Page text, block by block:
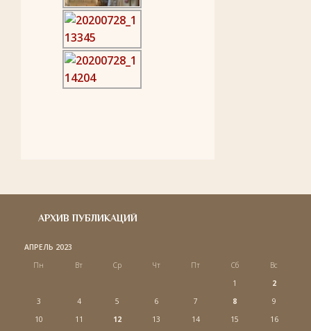
АРХИВ ПУБЛИКАЦИЙ
АПРЕЛЬ 2023
Пн
Вт Ср Чт Пт Сб
Вс
1
2
3
4 5 6 7 8
9
10
11 12 13 14 15
16